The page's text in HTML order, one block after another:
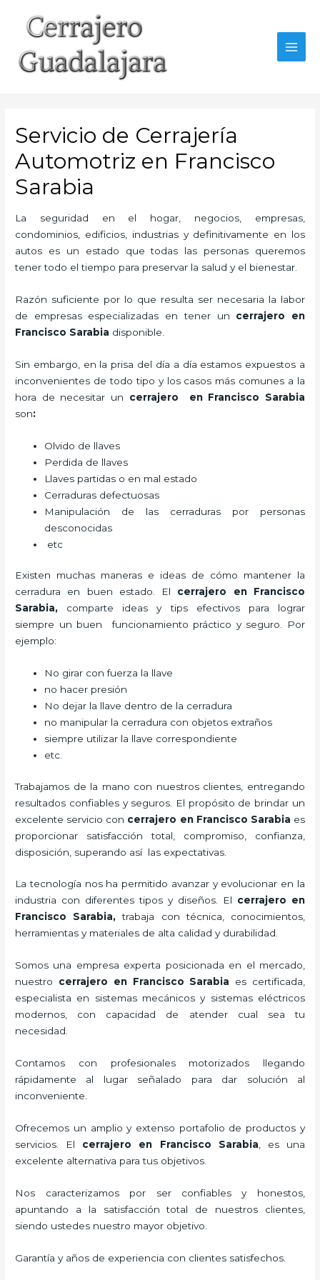
contenido
Servicio de Cerrajería
Automotriz en Francisco
Sarabia
La seguridad en el hogar, negocios, empresas,
condominios, edificios, industrias y definitivamente en los
autos es un estado que todas las personas queremos
tener todo el tiempo para preservar la salud y el bienestar.
Razón suficiente por lo que resulta ser necesaria la labor
de empresas especializadas en tener un cerrajero en
Francisco Sarabia disponible.
Sin embargo, en la prisa del día a día estamos expuestos a
inconvenientes de todo tipo y los casos más comunes a la
hora de necesitar un cerrajero en Francisco Sarabia
son:
Olvido de llaves
Perdida de llaves
Llaves partidas o en mal estado
Cerraduras defectuosas
Manipulación de las cerraduras por personas
desconocidas
etc
Existen muchas maneras e ideas de cómo mantener la
cerradura en buen estado. El cerrajero en Francisco
Sarabia, comparte ideas y tips efectivos para lograr
siempre un buen funcionamiento práctico y seguro. Por
ejemplo:
No girar con fuerza la llave
no hacer presión
No dejar la llave dentro de la cerradura
no manipular la cerradura con objetos extraños
siempre utilizar la llave correspondiente
etc.
Trabajamos de la mano con nuestros clientes, entregando
resultados confiables y seguros. El propósito de brindar un
excelente servicio con cerrajero en Francisco Sarabia es
proporcionar satisfacción total, compromiso, confianza,
disposición, superando así las expectativas.
La tecnología nos ha permitido avanzar y evolucionar en la
industria con diferentes tipos y diseños. El cerrajero en
Francisco Sarabia,trabaja con técnica, conocimientos,
herramientas y materiales de alta calidad y durabilidad.
Somos una empresa experta posicionada en el mercado,
nuestro cerrajero en Francisco Sarabia es certificada,
especialista en sistemas mecánicos y sistemas eléctricos
modernos, con capacidad de atender cual sea tu
necesidad.
Contamos con profesionales motorizados llegando
rápidamente al lugar señalado para dar solución al
inconveniente.
Ofrecemos un amplio y extenso portafolio de productos y
servicios. El cerrajero en Francisco Sarabia , es una
excelente alternativa para tus objetivos.
Nos caracterizamos por ser confiables y honestos,
apuntando a la satisfacción total de nuestros clientes,
siendo ustedes nuestro mayor objetivo.
Garantía y años de experiencia con clientes satisfechos.